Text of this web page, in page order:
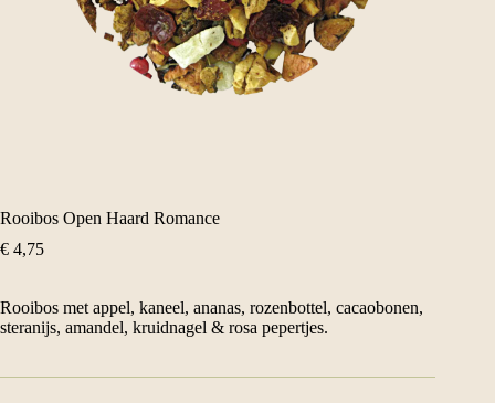
Rooibos Open Haard Romance
€ 4,75
Rooibos met appel, kaneel, ananas, rozenbottel, cacaobonen,
steranijs, amandel, kruidnagel & rosa pepertjes.